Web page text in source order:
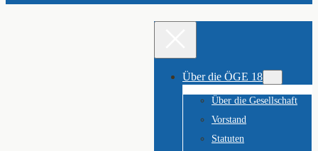
Über die ÖGE 18
Über die Gesellschaft
Vorstand
Statuten